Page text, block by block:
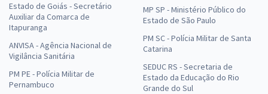
Estado de Goiás - Secretário
Auxiliar da Comarca de
Itapuranga
ANVISA - Agência Nacional de
Vigilância Sanitária
PM PE - Polícia Militar de
Pernambuco
MP SP - Ministério Público do
Estado de São Paulo
PM SC - Polícia Militar de Santa
Catarina
SEDUC RS - Secretaria de
Estado da Educação do Rio
Grande do Sul